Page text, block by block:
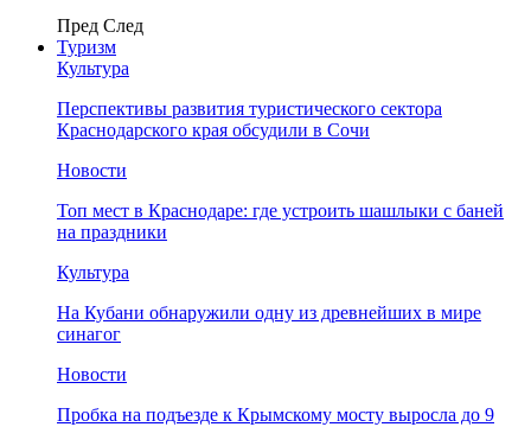
Пред След
Туризм
Культура
Перспективы развития туристического сектора
Краснодарского края обсудили в Сочи
Новости
Топ мест в Краснодаре: где устроить шашлыки с баней
на праздники
Культура
На Кубани обнаружили одну из древнейших в мире
синагог
Новости
Пробка на подъезде к Крымскому мосту выросла до 9